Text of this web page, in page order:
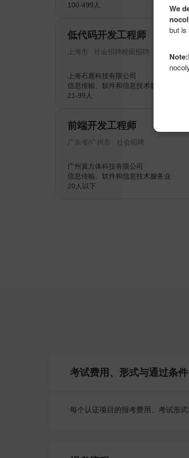
100-499人
低代码开发工程师
上海市 社会招聘校园招聘
上海石鹿科技有限公司
信息传输、软件和信息技术服务业
21-99人
前端开发工程师
广东省/广州市 社会招聘
广州翼方体科技有限公司
信息传输、软件和信息技术服务业
20人以下
考试费用、形式与通过条件
每个认证项目的报考费用、考试形
We
but is
Note: